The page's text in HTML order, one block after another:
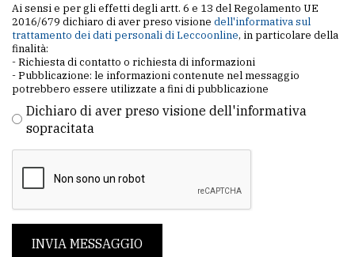
Ai sensi e per gli effetti degli artt. 6 e 13 del Regolamento UE
2016/679 dichiaro di aver preso visione dell'informativa sul
trattamento dei dati personali di Leccoonline, in particolare della
finalità:
- Richiesta di contatto o richiesta di informazioni
- Pubblicazione: le informazioni contenute nel messaggio
potrebbero essere utilizzate a fini di pubblicazione
Dichiaro di aver preso visione dell'informativa
sopracitata
INVIA MESSAGGIO